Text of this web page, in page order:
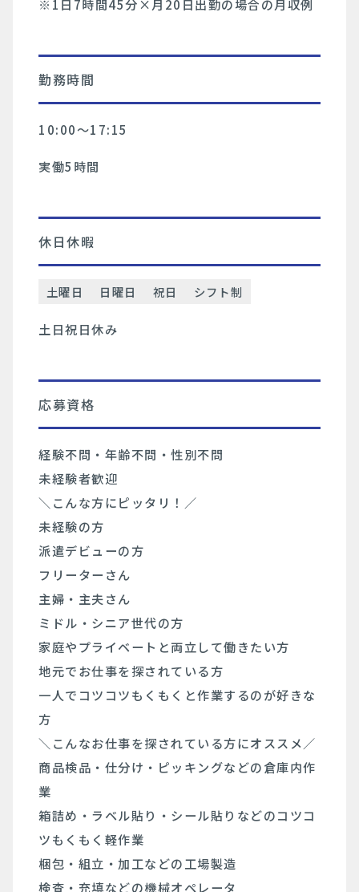
※1日7時間45分×月20日出勤の場合の月収例
勤務時間
10:00〜17:15
実働5時間
休日休暇
土曜日 日曜日 祝日 シフト制
土日祝日休み
応募資格
経験不問・年齢不問・性別不問
未経験者歓迎
＼こんな方にピッタリ！／
未経験の方
派遣デビューの方
フリーターさん
主婦・主夫さん
ミドル・シニア世代の方
家庭やプライベートと両立して働きたい方
地元でお仕事を探されている方
一人でコツコツもくもくと作業するのが好きな
方
＼こんなお仕事を探されている方にオススメ／
商品検品・仕分け・ピッキングなどの倉庫内作
業
箱詰め・ラベル貼り・シール貼りなどのコツコ
ツもくもく軽作業
梱包・組立・加工などの工場製造
検査・充填などの機械オペレータ